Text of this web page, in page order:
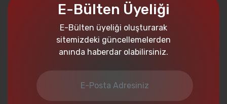
E-Bülten Üyeliği
E-Bülten üyeliği oluşturarak
sitemizdeki güncellemelerden
anında haberdar olabilirsiniz.